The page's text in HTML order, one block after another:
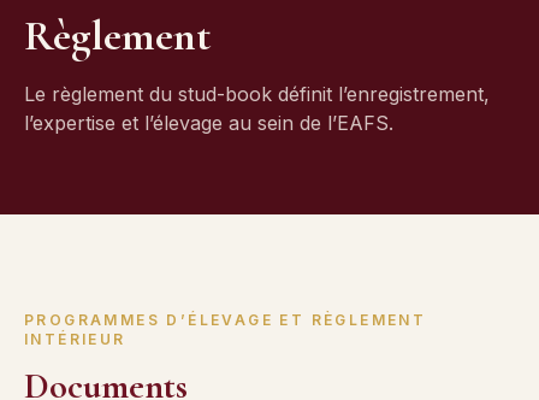
Règlement
Le règlement du stud-book définit l’enregistrement,
l’expertise et l’élevage au sein de l’EAFS.
PROGRAMMES D’ÉLEVAGE ET RÈGLEMENT
INTÉRIEUR
Documents